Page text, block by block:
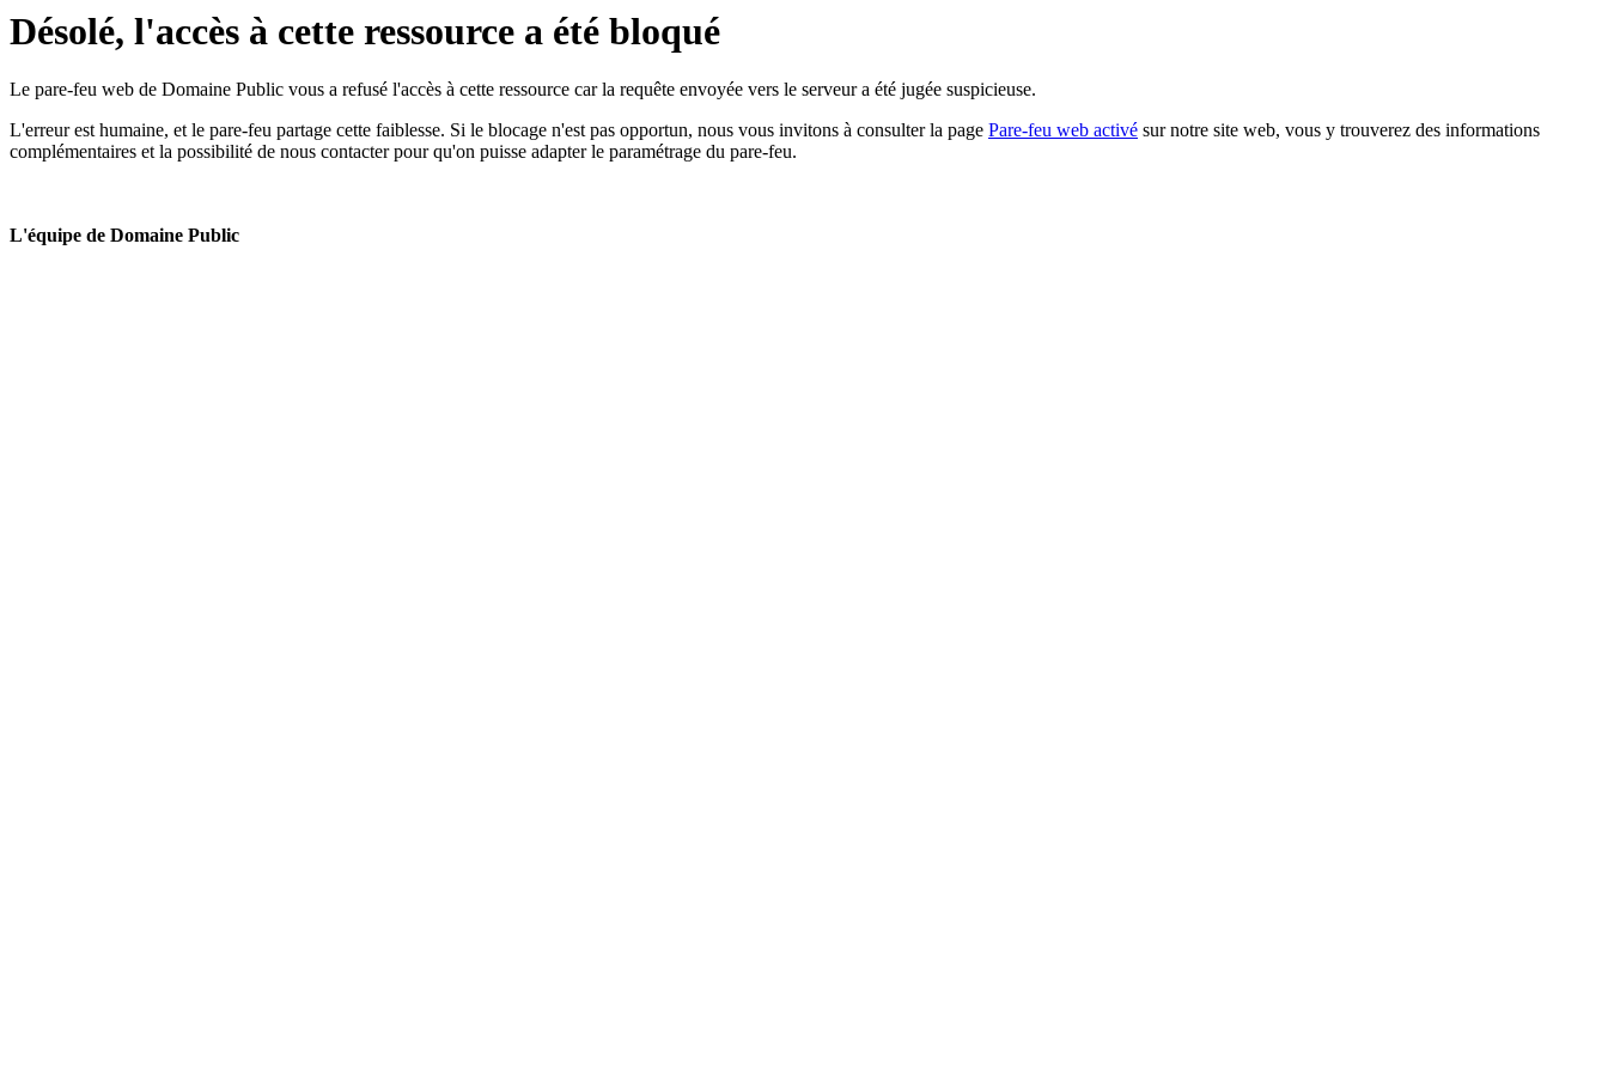
Désolé, l'accès à cette ressource a été bloqué
Le pare-feu web de Domaine Public vous a refusé l'accès à cette ressource car la requête envoyée vers le serveur a été jugée suspicieuse.
L'erreur est humaine, et le pare-feu partage cette faiblesse. Si le blocage n'est pas opportun, nous vous invitons à consulter la page Pare-feu web activé sur notre site web, vous y trouverez des informations
complémentaires et la possibilité de nous contacter pour qu'on puisse adapter le paramétrage du pare-feu.
L'équipe de Domaine Public